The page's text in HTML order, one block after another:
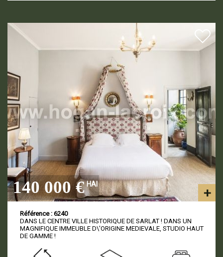
140 000 € HAI
Référence : 6240
DANS LE CENTRE VILLE HISTORIQUE DE SARLAT ! DANS UN
MAGNIFIQUE IMMEUBLE D\'ORIGINE MEDIEVALE, STUDIO HAUT
DE GAMME !